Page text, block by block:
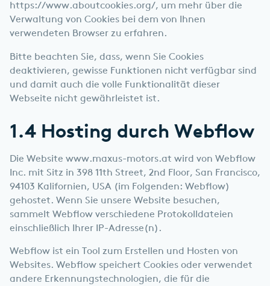
https://www.aboutcookies.org/, um mehr über die
Verwaltung von Cookies bei dem von Ihnen
verwendeten Browser zu erfahren.
Bitte beachten Sie, dass, wenn Sie Cookies
deaktivieren, gewisse Funktionen nicht verfügbar sind
und damit auch die volle Funktionalität dieser
Webseite nicht gewährleistet ist.
1.4 Hosting durch Webflow
Die Website www.maxus-motors.at wird von Webflow
Inc. mit Sitz in 398 11th Street, 2nd Floor, San Francisco,
94103 Kalifornien, USA (im Folgenden: Webflow)
gehostet. Wenn Sie unsere Website besuchen,
sammelt Webflow verschiedene Protokolldateien
einschließlich Ihrer IP-Adresse(n).
Webflow ist ein Tool zum Erstellen und Hosten von
Websites. Webflow speichert Cookies oder verwendet
andere Erkennungstechnologien, die für die